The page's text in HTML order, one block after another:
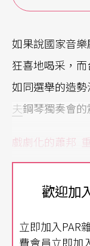
如果說國家音
狂喜地喝采，
如同選舉的造
夫鋼琴獨奏會的
戲劇化的蕭邦
個上半場，如
赫前奏與賦格
這樣串起蕭邦
歡迎加
立即加入PAR
費會員立即加